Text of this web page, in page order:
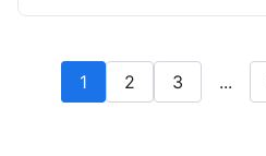
1 2 3 ...